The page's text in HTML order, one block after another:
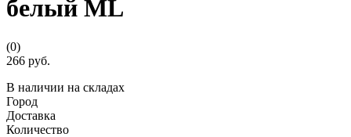
белый ML
(0)
266 руб.
В наличии на складах
Город
Доставка
Количество